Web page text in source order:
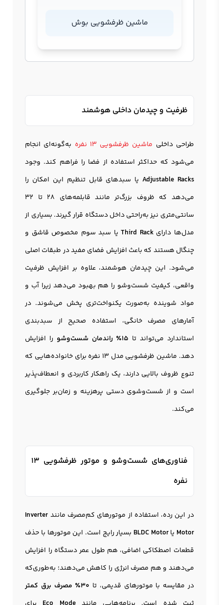
ماشین ظرفشویی بوش
ظرفیت و چیدمان داخلی هوشمند
طراحی داخلی ماشین ظرفشویی 13 نفره
به‌گونه‌ای انجام
می‌شود که حداکثر استفاده از فضا را فراهم کند. وجود
Adjustable Racks یا سبدهای قابل تنظیم این امکان را
می‌دهد که ظروف بزرگ‌تر مانند قابلمه‌های 28 تا 32
سانتی‌متری نیز به‌راحتی داخل دستگاه قرار گیرند. بسیاری از
مدل‌ها دارایThird Rackیا سبد سوم مخصوص قاشق و
چنگال هستند که باعث افزایش فضای مفید در طبقات اصلی
می‌شود. این چیدمان هوشمند، علاوه بر افزایش ظرفیت
واقعی، کیفیت شست‌وشو را هم بهبود می‌دهد زیرا آب و
مواد شوینده به‌صورت یکنواخت‌تری پخش می‌شوند. در
آمارهای مصرف خانگی، استفاده صحیح از سبدبندی
استاندارد می‌تواند تا 15٪ راندمان شست‌وشو
را افزایش
دهد. ماشین ظرفشویی مدل 13 نفره برای خانواده‌هایی که
تنوع ظروف بالایی دارند، یک راهکار کاربردی و انعطاف‌پذیر
است و از شست‌وشوی دستی پرهزینه و زمان‌بر جلوگیری
می‌کند.
فناوری‌های شست‌وشو و موتور ظرفشویی 13
نفره
در این رده، استفاده از موتورهای کم‌مصرف مانند Inverter
Motor یاBLDC Motor بسیار رایج است. این موتورها با حذف
قطعات اصطکاکی اضافی، هم طول عمر دستگاه را افزایش
می‌دهند و هم مصرف انرژی را کاهش می‌دهند؛ به‌طوری‌که
در مقایسه با موتورهای قدیمی، تا 30٪ مصرف برق کمتر